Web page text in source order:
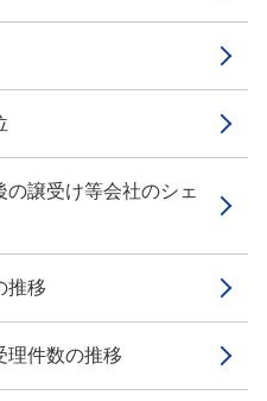
譲受け等会社のシェ
推移
理件数の推移